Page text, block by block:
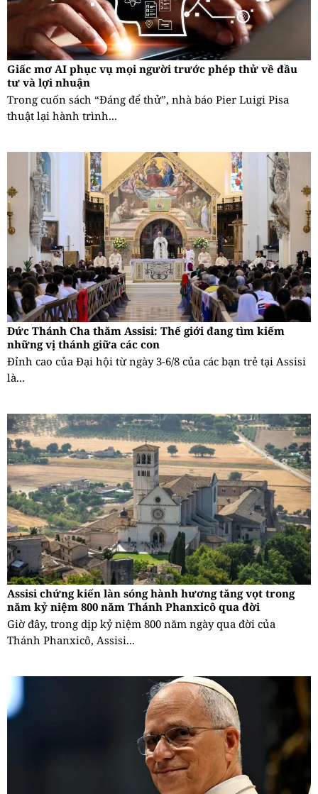
Giấc mơ AI phục vụ mọi người trước phép thử về đầu
tư và lợi nhuận
Trong cuốn sách “Đáng để thử”, nhà báo Pier Luigi Pisa
thuật lại hành trình...
Đức Thánh Cha thăm Assisi: Thế giới đang tìm kiếm
những vị thánh giữa các con
Đỉnh cao của Đại hội từ ngày 3-6/8 của các bạn trẻ tại Assisi
là...
Assisi chứng kiến làn sóng hành hương tăng vọt trong
năm kỷ niệm 800 năm Thánh Phanxicô qua đời
Giờ đây, trong dịp kỷ niệm 800 năm ngày qua đời của
Thánh Phanxicô, Assisi...